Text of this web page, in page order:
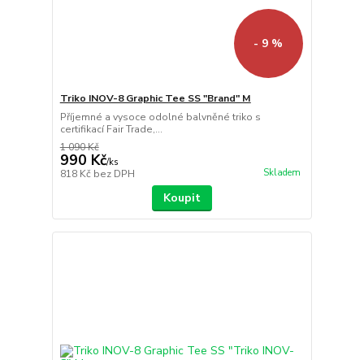
- 9 %
Triko INOV-8 Graphic Tee SS "Brand" M
Příjemné a vysoce odolné balvněné triko s
certifikací Fair Trade,...
1 090 Kč
990 Kč/ks
818 Kč bez DPH Skladem
Koupit